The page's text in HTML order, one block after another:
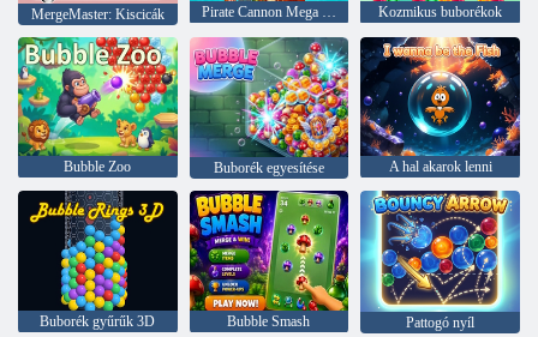
MergeMaster: Kiscicák Pirate Cannon Mega Battle Kozmikus buborékok
Bubble Zoo Buborék egyesítése A hal akarok lenni
Buborék gyűrűk 3D Bubble Smash Pattogó nyíl